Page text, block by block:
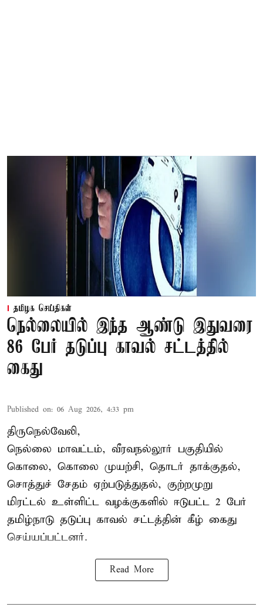
தமிழக செய்திகள்
நெல்லையில் இந்த ஆண்டு இதுவரை
86 பேர் தடுப்பு காவல் சட்டத்தில்
கைது
Published on: 06 Aug 2026, 4:33 pm
திருநெல்வேலி,
நெல்லை மாவட்டம், வீரவநல்லூர் பகுதியில்
கொலை, கொலை முயற்சி, தொடர் தாக்குதல்,
சொத்துச் சேதம் ஏற்படுத்துதல், குற்றமுறு
மிரட்டல் உள்ளிட்ட வழக்குகளில் ஈடுபட்ட 2 பேர்
தமிழ்நாடு தடுப்பு காவல் சட்டத்தின் கீழ் கைது
செய்யப்பட்டனர்.
Read More